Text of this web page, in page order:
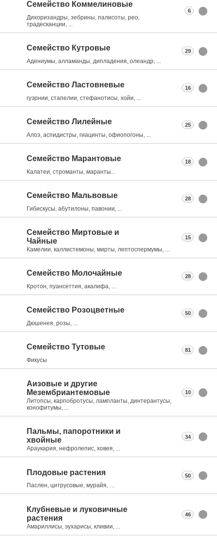
Семейство Коммелиновые
Дихоризандры, зебрины, палисоты, рео,
традесканции, ...
6
Семейство Кутровые
Адениумы, алламанды, дипладения, олеандр, ...
29
Семейство Ластовневые
гуэрнии, стапелии, стефанотисы, хойи, ...
16
Семейство Лилейные
Алоэ, аспидистры, гиацинты, офиопогоны, ...
25
Семейство Марантовые
Калатеи, строманты, маранты...
18
Семейство Мальвовые
Гибискусы, абутилоны, павонии, ...
28
Семейство Миртовые и
Чайные
Камелии, каллистемоны, мирты, лептоспермумы, ...
15
Семейство Молочайные
Кротон, пуансеттия, акалифа, …
28
Семейство Розоцветные
Дюшенея, розы, ...
50
Семейство Тутовые
Фикусы
81
Аизовые и другие
Мезембриантемовые
Литопсы, карпобротусы, лампланты, динтерантусы,
конофитумы, ...
10
Пальмы, папоротники и
хвойные
Араукария, нефролепис, ховея, ...
34
Плодовые растения
Паслен, цитрусовые, мурайя, …
50
Клубневые и луковичные
растения
Амариллисы, эухарисы, кливии, ...
46